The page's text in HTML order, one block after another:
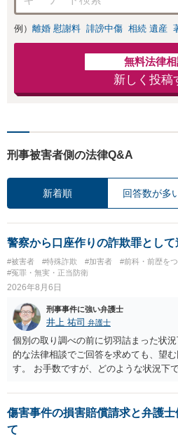
例） 離婚 慰謝料 誹謗中傷 相続 遺産
無料法律
新しく投稿
刑事被害者側の法律Q&A
新着順 回答数が多
警察から口座作りの詐欺罪として
#被害者 #特殊詐欺 #加害者 #前科・前歴を
#冤罪・無実・正当防衛
2026年8月6日
刑事事件に強い弁護士
井上 祐司 弁護士
個別の取り調べの前に切羽詰まった状
的な法律相談でご回答を求めても、望
す。 お手数ですが、どのような状況下
の程度だと聞いているのかということ
相談を受けられたうえで対処方法を探
一般論でいえば、任意取り調べの場合
傷害事件の損害賠償請求と弁護
て